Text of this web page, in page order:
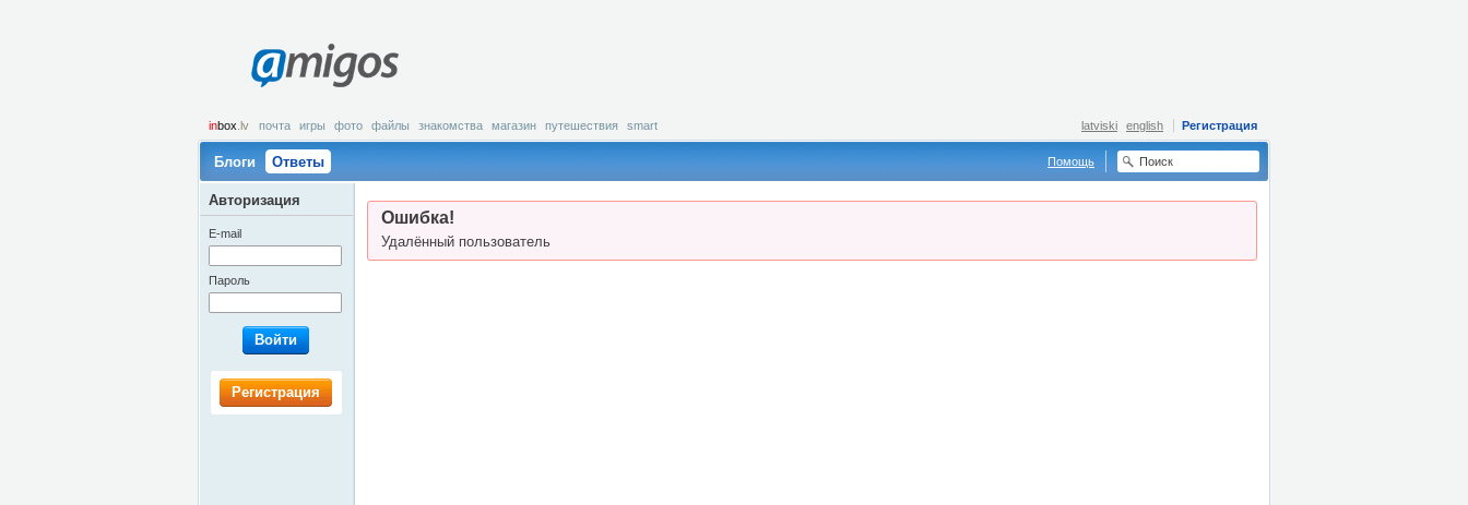
amigos
inbox .lv почта игры фото файлы знакомства магазин путешествия smart Регистрация
latviski english
Блоги Ответы Помощь
Ошибка!
Удалённый пользователь
Авторизация
E-mail
Пароль
Войти
Регистрация